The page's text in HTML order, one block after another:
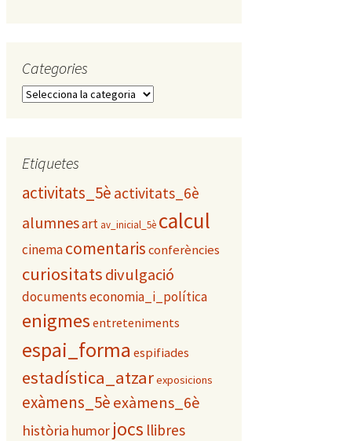
Categories
C
g
r
e
Etiquetes
activitats_5è activitats_6è
alumnesart av_inicial_5è calcul
cinemacomentarisconferències
curiositatsdivulgació
documentseconomia_i_política
enigmes entreteniments
espai_forma espifiades
estadística_atzarexposicions
exàmens_5èexàmens_6è
història humor jocs llibres